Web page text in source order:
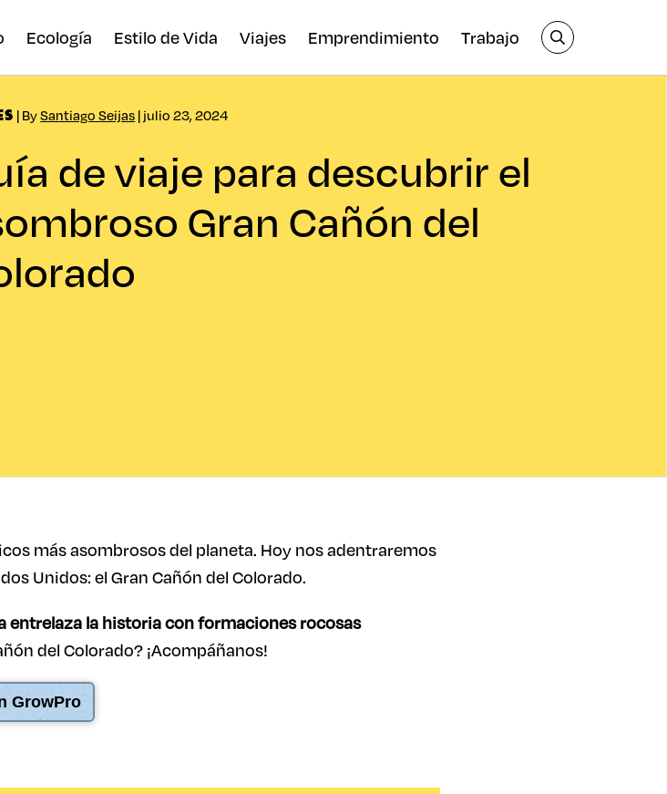
Ecología Estilo de Vida Viajes Emprendimiento Trabajo
| BySantiago Seijas| julio 23, 2024
de viaje para descubrir el
Gran Cañón del
más asombrosos del planeta. Hoy nos adentraremos
Unidos: el Gran Cañón del Colorado.
entrelaza la historia con formaciones rocosas
del Colorado? ¡Acompáñanos!
GrowPro